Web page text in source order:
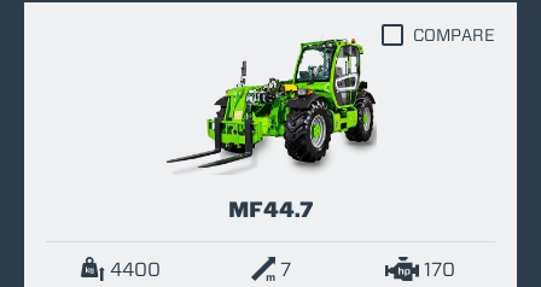
MF44.7
4400 7 170
COMPARE